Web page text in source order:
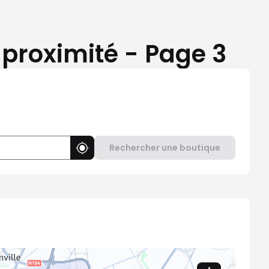
- Page 3
Utiliser ma position
Rechercher une boutique